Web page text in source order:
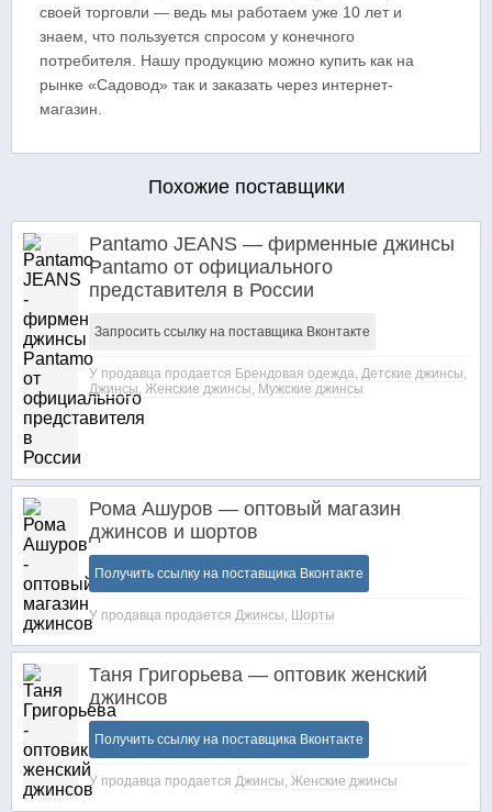
своей торговли — ведь мы работаем уже 10 лет и
знаем, что пользуется спросом у конечного
потребителя. Нашу продукцию можно купить как на
рынке «Садовод» так и заказать через интернет-
магазин.
Похожие поставщики
Pantamo JEANS — фирменные джинсы
Pantamo от официального
представителя в России
Запросить ссылку на поставщика Вконтакте
У продавца продается Брендовая одежда, Детские джинсы,
Джинсы, Женские джинсы, Мужские джинсы
Рома Ашуров — оптовый магазин
джинсов и шортов
Получить ссылку на поставщика Вконтакте
У продавца продается Джинсы, Шорты
Таня Григорьева — оптовик женский
джинсов
Получить ссылку на поставщика Вконтакте
У продавца продается Джинсы, Женские джинсы